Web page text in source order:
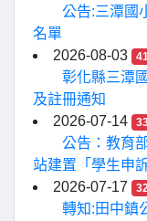
公告:三潭國
名單
2026-08-03
彰化縣三潭
及註冊通知
2026-07-14
公告：教育
站建置「學生申
2026-07-17
轉知:田中鎮